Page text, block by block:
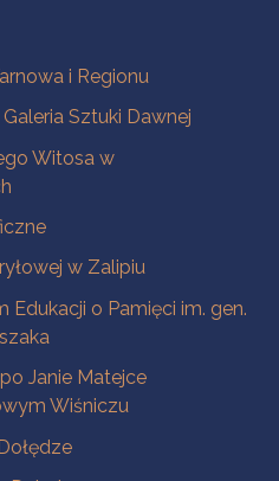
i Regionu
Sztuki Dawnej
Witosa w
w Zalipiu
Edukacji o Pamięci im. gen.
Janie Matejce
Wiśniczu